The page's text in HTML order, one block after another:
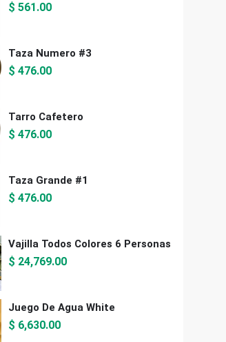
$ 561.00
Taza Numero #3
$ 476.00
Tarro Cafetero
$ 476.00
Taza Grande #1
$ 476.00
Vajilla Todos Colores 6 Personas
$ 24,769.00
Juego De Agua White
$ 6,630.00